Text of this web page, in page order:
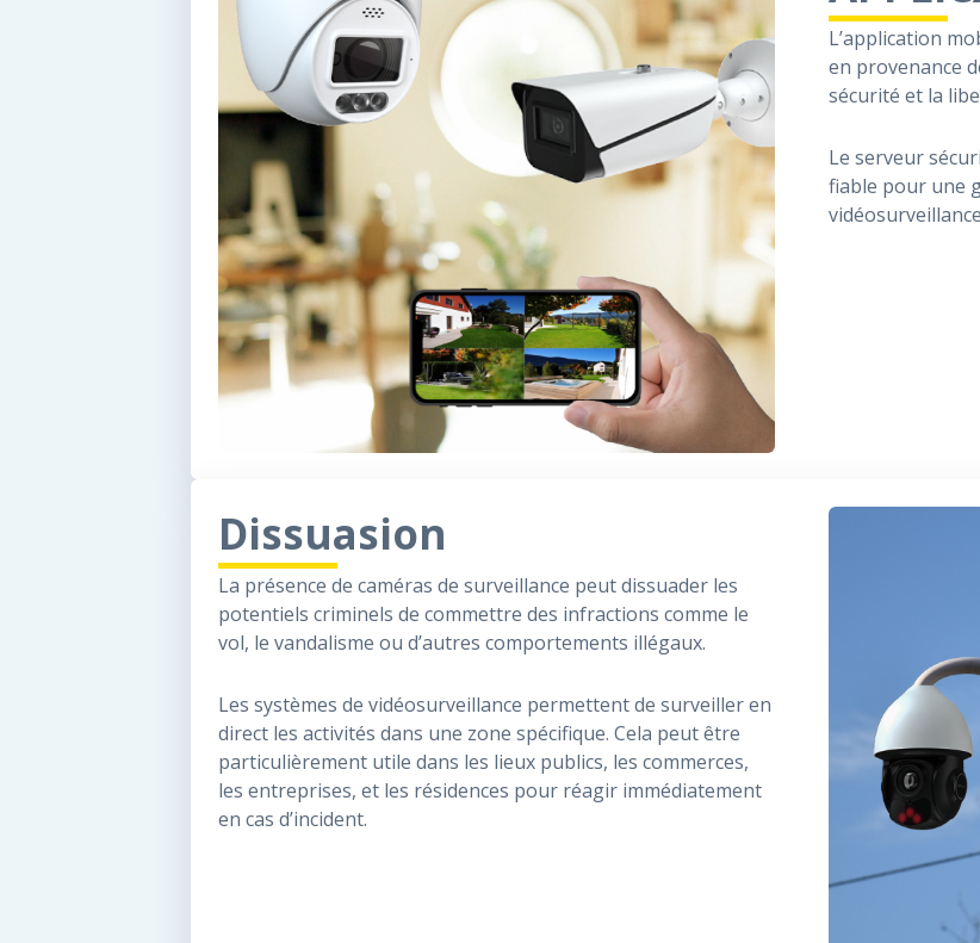
L’application
en provenance
sécurité et la
Le serveur
fiable pour une
Dissuasion
La présence de caméras de surveillance peut dissuader les
potentiels criminels de commettre des infractions comme le
vol, le vandalisme ou d’autres comportements illégaux.
Les systèmes de vidéosurveillance permettent de surveiller en
direct les activités dans une zone spécifique. Cela peut être
particulièrement utile dans les lieux publics, les commerces,
les entreprises, et les résidences pour réagir immédiatement
en cas d’incident.